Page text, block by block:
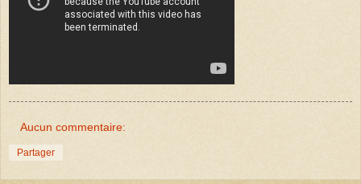
Aucun commentaire:
Partager